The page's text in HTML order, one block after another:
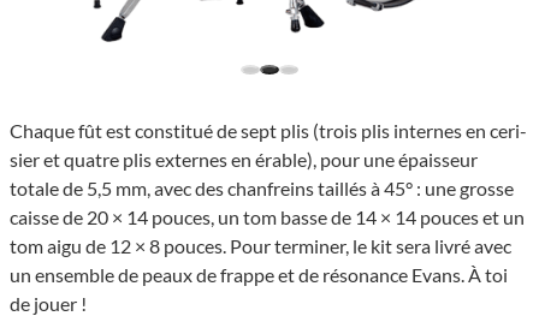
Chaque fût est consti­tué de sept plis (trois plis internes en ceri­
sier et quatre plis externes en érable), pour une épais­seur
totale de 5,5 mm, avec des chan­freins taillés à 45° : une grosse
caisse de 20 × 14 pouces, un tom basse de 14 × 14 pouces et un
tom aigu de 12 × 8 pouces. Pour termi­ner, le kit sera livré avec
un ensemble de peaux de frappe et de réso­nance Evans. À toi
de jouer !